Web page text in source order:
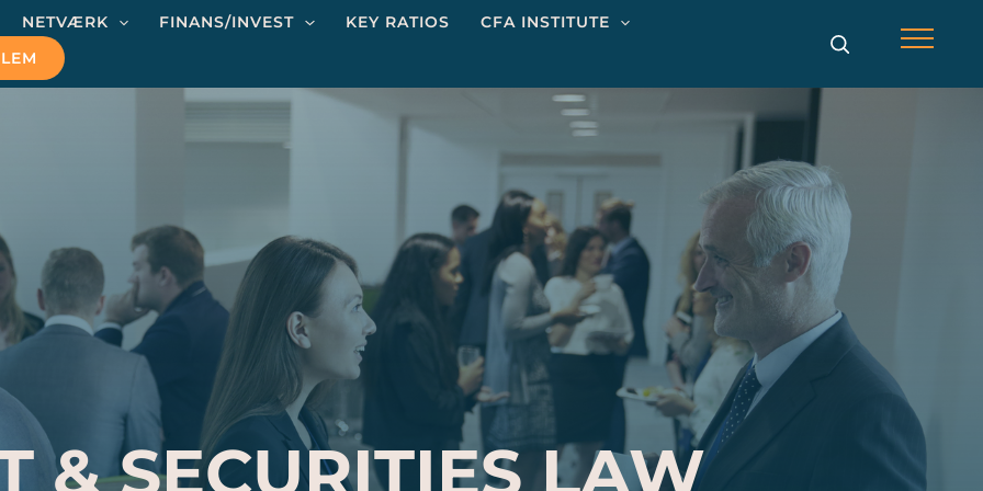
NETVÆRK FINANS/INVEST KEY RATIOS
CFA INSTITUTE
Menu
& SECURITIES LAW